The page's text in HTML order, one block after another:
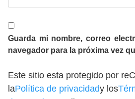
Guarda mi nombre, correo
navegador para la próxima vez
Este sitio esta protegido por
laPolítica de privacidady los